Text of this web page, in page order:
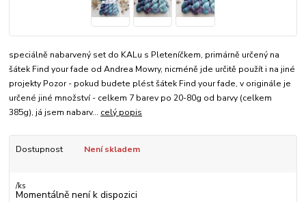
speciálně nabarvený set do KALu s Pleteníčkem, primárně určený na
šátek Find your fade od Andrea Mowry, nicméně jde určitě použít i na jiné
projekty Pozor - pokud budete plést šátek Find your fade, v originále je
určené jiné množství - celkem 7 barev po 20-80g od barvy (celkem
385g), já jsem nabarv... celý popis
Dostupnost Není skladem
/ks
Momentálně není k dispozici